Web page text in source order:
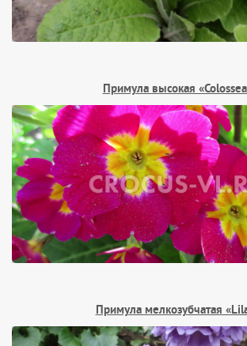
Примула высокая
Примула мелкозубчатая